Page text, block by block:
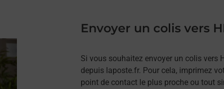
Envoyer un colis vers
Si vous souhaitez envoyer un colis vers
depuis laposte.fr. Pour cela, imprimez
point de contact le plus proche ou tout